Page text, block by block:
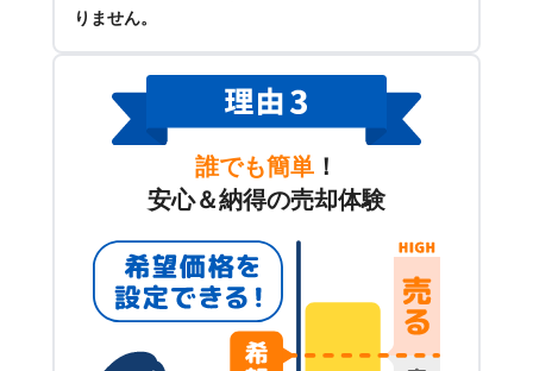
りません。
誰でも簡単 ！
安心＆納得の売却体験